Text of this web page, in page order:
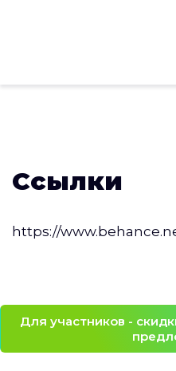
Ссылки
https://
Для участников -